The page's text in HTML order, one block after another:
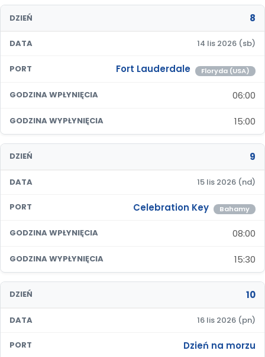
DZIEŃ 8
DATA 14 lis 2026 (sb)
PORT Fort Lauderdale Floryda (USA)
GODZINA WPŁYNIĘCIA 06:00
GODZINA WYPŁYNIĘCIA 15:00
DZIEŃ 9
DATA 15 lis 2026 (nd)
PORT Celebration Key Bahamy
GODZINA WPŁYNIĘCIA 08:00
GODZINA WYPŁYNIĘCIA 15:30
DZIEŃ 10
DATA 16 lis 2026 (pn)
PORT Dzień na morzu